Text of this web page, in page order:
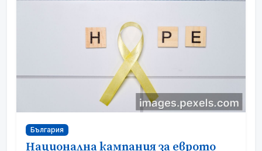
България
Национална кампания за еврото